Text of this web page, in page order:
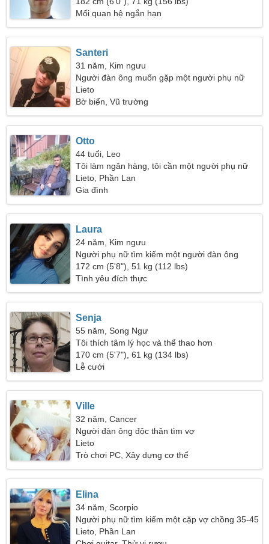
Mối quan hệ ngắn hạn
Santeri
31 năm, Kim ngưu
Người đàn ông muốn gặp một người phụ nữ
Lieto
Bờ biển, Vũ trường
Otto
44 tuổi, Leo
Tôi làm ngân hàng, tôi cần một người phụ nữ
tình cảm
Lieto, Phần Lan
Gia đình
Laura
24 năm, Kim ngưu
Người phụ nữ tìm kiếm một người đàn ông
172 cm (5'8"), 51 kg (112 lbs)
Tình yêu đích thực
Senja
55 năm, Song Ngư
Tôi thích tâm lý học và thể thao hơn
170 cm (5'7"), 61 kg (134 lbs)
Lễ cưới
Ville
32 năm, Cancer
Người đàn ông độc thân tìm vợ
Lieto
Trò chơi PC, Xây dựng cơ thể
Elina
34 năm, Scorpio
Người phụ nữ tìm kiếm một cặp vợ chồng 35-45
Lieto, Phần Lan